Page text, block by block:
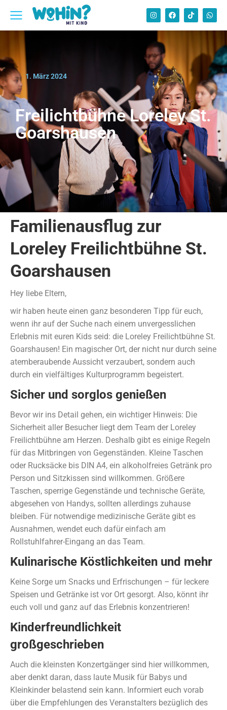
1. März 2024
Freilichtbühne Loreley St.
Goarshausen
Familienausflug zur
Loreley Freilichtbühne St.
Goarshausen
Hey liebe Eltern,
wir haben heute einen ganz besonderen Tipp für euch,
wenn ihr auf der Suche nach einem unvergesslichen
Erlebnis mit euren Kids seid: die Loreley Freilichtbühne St.
Goarshausen! Ein magischer Ort, der nicht nur durch seine
atemberaubende Aussicht verzaubert, sondern auch
durch ein vielfältiges Kulturprogramm begeistert.
Sicher und sorglos genießen
Bevor wir ins Detail gehen, ein wichtiger Hinweis: Die
Sicherheit aller Besucher liegt dem Team der Loreley
Freilichtbühne am Herzen. Deshalb gibt es einige Regeln
für das Mitbringen von Gegenständen. Kleine Taschen
oder Rucksäcke bis DIN A4, ein alkoholfreies Getränk pro
Person und Sitzkissen sind willkommen. Größere
Taschen, sperrige Gegenstände und technische Geräte,
abgesehen von Handys, sollten allerdings zuhause
bleiben. Für notwendige medizinische Geräte gibt es
Ausnahmen, wendet euch dafür einfach am
Rollstuhlfahrer-Eingang an das Team.
Kulinarische Köstlichkeiten und mehr
Keine Sorge um Snacks und Erfrischungen – für leckere
Speisen und Getränke ist vor Ort gesorgt. Also, könnt ihr
euch voll und ganz auf das Erlebnis konzentrieren!
Kinderfreundlichkeit
großgeschrieben
Auch die kleinsten Konzertgänger sind hier willkommen,
aber denkt daran, dass laute Musik für Babys und
Kleinkinder belastend sein kann. Informiert euch vorab
über die Empfehlungen des Veranstalters bezüglich des